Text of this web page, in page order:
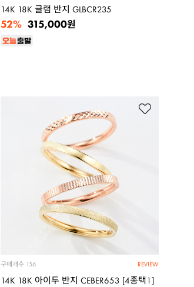
14K 18K 글램 반지 GLBCR235
315,000원
52%
REVIEW
구매개수 156
14K 18K 아이두 반지 CEBER653 [4종택1]